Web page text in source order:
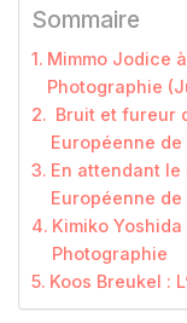
Sommaire
Mimmo Jodice
Photographie
Bruit et fureur
Européenne
En attendant le
Européenne
Kimiko
Photographie
Koos Breukel :